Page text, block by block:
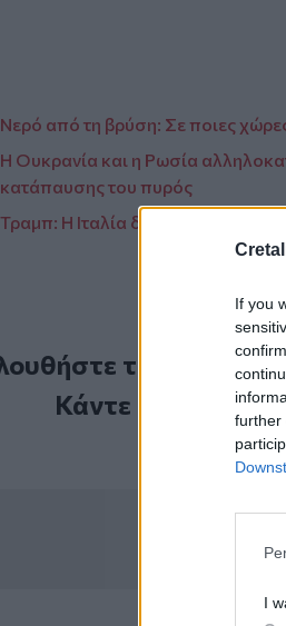
If you
further
I
Νερό από τη βρύση: Σε ποιες
Η Ουκρανία και η Ρωσία
κατάπαυσης του πυρός
Τραμπ: Η Ιταλία δεν μας στάθηκε
το Cretalive
Κάντε εγγραφή